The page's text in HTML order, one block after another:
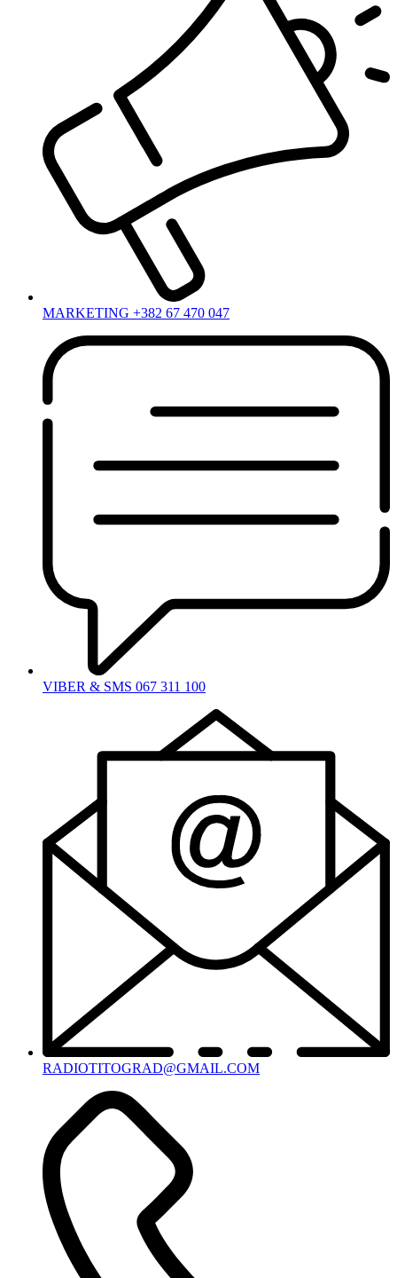
MARKETING +382 67 470 047
VIBER & SMS 067 311 100
RADIOTITOGRAD@GMAIL.COM